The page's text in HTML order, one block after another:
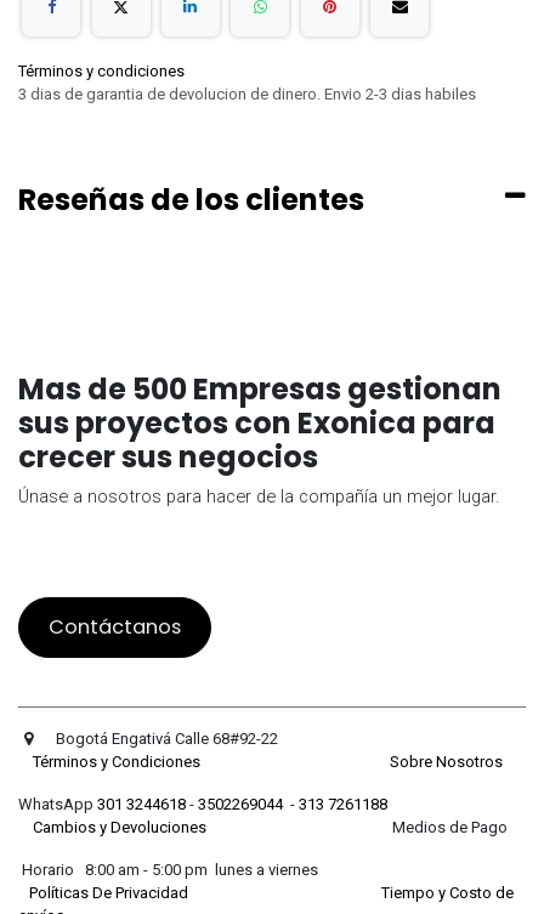
Términos y condiciones
3 dias de garantia de devolucion de dinero. Envio 2-3 dias habiles
Reseñas de los clientes
Mas de 500 Empresas gestionan
sus proyectos con Exonica para
crecer sus negocios
Únase a nosotros para hacer de la compañía un mejor lugar.
Contáctanos
Bogotá Engativá Calle 68#92-22
Términos y Condiciones
Sobre Nosotros
WhatsApp 301 3244618 - 3502269044- 313 7261188
Cambios y Devoluciones Medios de Pago
Horario 8:00 am - 5:00 pm lunes a viernes
Políticas De Privacidad
Tiempo y Costo de